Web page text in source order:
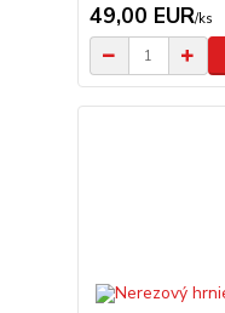
49,00 EUR/ks